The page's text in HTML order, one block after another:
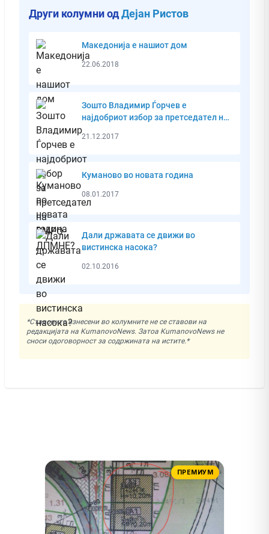
Други колумни одДејан Ристов
Македонија е нашиот дом
22.06.2018
Зошто Владимир Ѓорчев е
најдобриот избор за претседател на
ВМРО-ДПМНЕ?
21.12.2017
Куманово во новата година
08.01.2017
Дали државата се движи во
вистинска насока?
02.10.2016
*Ставовите изнесени во колумните не се ставови на
редакцијата на KumanovoNews. Затоа KumanovoNews не
сноси одоговорност за содржината на истите.*
ПРЕМИУМ